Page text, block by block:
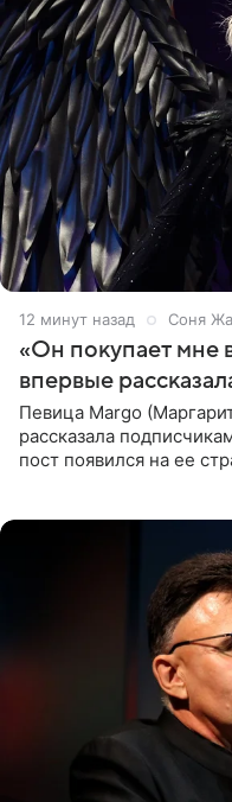
12 минут назад Соня
«Он покупает мне
впервые
Певица Margo
рассказала
пост появился на ее